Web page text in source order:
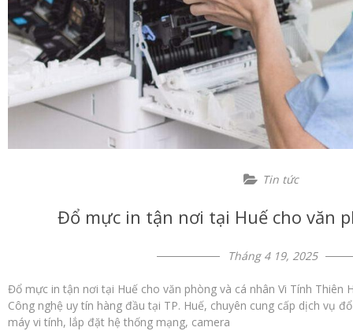
Tin tức
Đổ mực in tận nơi tại Huế cho văn
Tháng 4 19, 2025
Đổ mực in tận nơi tại Huế cho văn phòng và cá nhân Vi Tính Thiên
Công nghệ uy tín hàng đầu tại TP. Huế, chuyên cung cấp dịch vụ
máy vi tính, lắp đặt hệ thống mạng, camera